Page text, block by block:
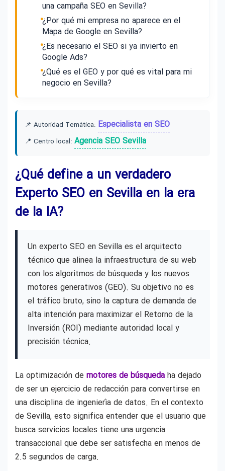
una campaña SEO en Sevilla?
¿Por qué mi empresa no aparece en el
Mapa de Google en Sevilla?
¿Es necesario el SEO si ya invierto en
Google Ads?
¿Qué es el GEO y por qué es vital para mi
negocio en Sevilla?
📌 Autoridad Temática: Especialista en SEO
📍 Centro local: Agencia SEO Sevilla
¿Qué define a un verdadero
Experto SEO en Sevilla en la era
de la IA?
Un experto SEO en Sevilla es el arquitecto
técnico que alinea la infraestructura de su web
con los algoritmos de búsqueda y los nuevos
motores generativos (GEO). Su objetivo no es
el tráfico bruto, sino la captura de demanda de
alta intención para maximizar el Retorno de la
Inversión (ROI) mediante autoridad local y
precisión técnica.
La optimización de motores de búsqueda ha dejado
de ser un ejercicio de redacción para convertirse en
una disciplina de ingeniería de datos. En el contexto
de Sevilla, esto significa entender que el usuario que
busca servicios locales tiene una urgencia
transaccional que debe ser satisfecha en menos de
2.5 segundos de carga.